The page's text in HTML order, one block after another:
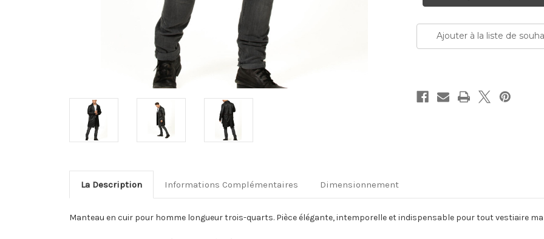
Ajouter à la liste de
La Description Informations Complémentaires Dimensionnement
Manteau en cuir pour homme longueur trois-quarts. Pièce élégante, intemporelle et indispensable pour tout vestiaire